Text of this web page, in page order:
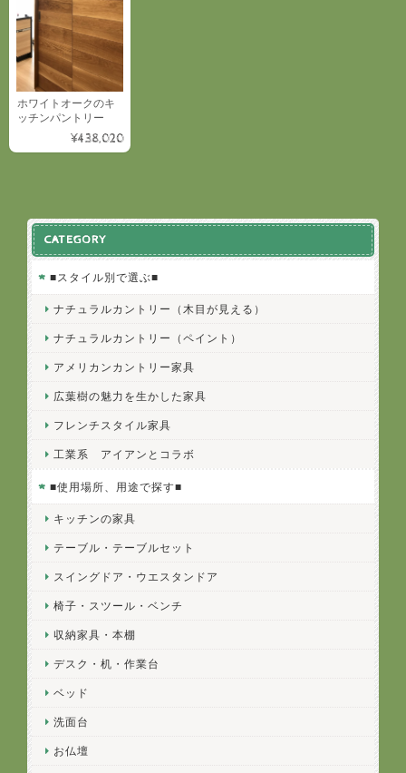
ホワイトオークのキ
ッチンパントリー
¥438,020
CATEGORY
■スタイル別で選ぶ■
ナチュラルカントリー（木目が見える）
ナチュラルカントリー（ペイント）
アメリカンカントリー家具
広葉樹の魅力を生かした家具
フレンチスタイル家具
工業系 アイアンとコラボ
■使用場所、用途で探す■
キッチンの家具
テーブル・テーブルセット
スイングドア・ウエスタンドア
椅子・スツール・ベンチ
収納家具・本棚
デスク・机・作業台
ベッド
洗面台
お仏壇